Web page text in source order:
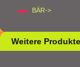
BÄR->
Weitere Produkte